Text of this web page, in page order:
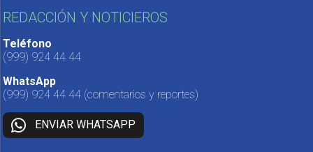
REDACCIÓN Y NOTICIEROS
Teléfono
(999) 924 44 44
WhatsApp
(999) 924 44 44 (comentarios y reportes)
ENVIAR WHATSAPP